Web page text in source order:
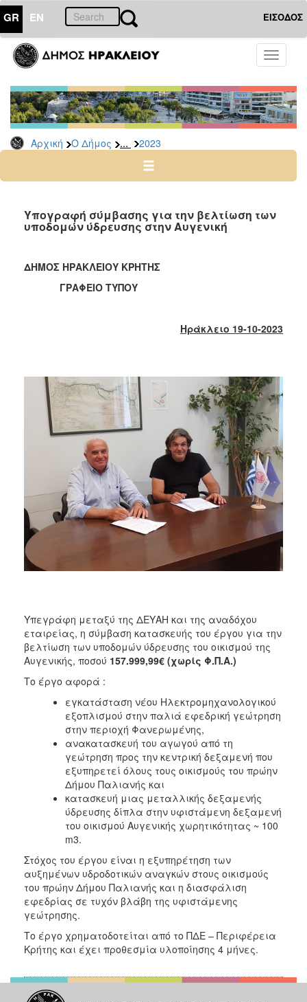
GR EN ΕΙΣΟΔΟΣ
Toggle
Αρχική Ο Δήμος ... 2023
ΔΗΜΟΣ
Δελτία
Τύπου
Αρχείο
2026
2024
2022
2020
2019
2013
2012
2011
2006
ΤΟΠΟΣ
ΑΝΘΕΚΤΙΚΗ
ΠΟΛΗ
Υπογραφή σύμβασης για την βελτίωση των
υποδομών ύδρευσης στην Αυγενική
ΔΗΜΟΣ ΗΡΑΚΛΕΙΟΥ ΚΡΗΤΗΣ
ΓΡΑΦΕΙΟ ΤΥΠΟΥ
Ηράκλειο 19-10-2023
Υπεγράφη μεταξύ της ΔΕΥΑΗ και της αναδόχου
εταιρείας, η σύμβαση κατασκευής του έργου για την
βελτίωση των υποδομών ύδρευσης του οικισμού της
Αυγενικής, ποσού 157.999,99€ (χωρίς Φ.Π.Α.)
Το έργο αφορά :
εγκατάσταση νέου Ηλεκτρομηχανολογικού
εξοπλισμού στην παλιά εφεδρική γεώτρηση
στην περιοχή Φανερωμένης,
ανακατασκευή του αγωγού από τη
γεώτρηση προς την κεντρική δεξαμενή που
εξυπηρετεί όλους τους οικισμούς του πρώην
Δήμου Παλιανής και
κατασκευή μιας μεταλλικής δεξαμενής
ύδρευσης δίπλα στην υφιστάμενη δεξαμενή
του οικισμού Αυγενικής χωρητικότητας ~ 100
m3.
Στόχος του έργου είναι η εξυπηρέτηση των
αυξημένων υδροδοτικών αναγκών στους οικισμούς
του πρώην Δήμου Παλιανής και η διασφάλιση
εφεδρίας σε τυχόν βλάβη της υφιστάμενης
γεώτρησης.
Το έργο χρηματοδοτείται από το ΠΔΕ – Περιφέρεια
Κρήτης και έχει προθεσμία υλοποίησης 4 μήνες.